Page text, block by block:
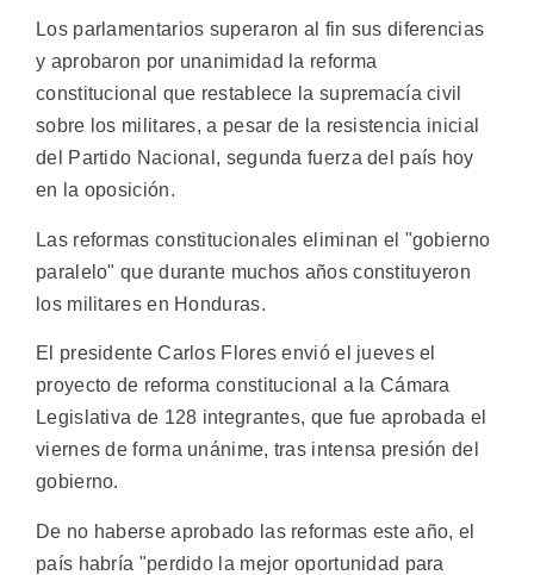
Los parlamentarios superaron al fin sus diferencias
y aprobaron por unanimidad la reforma
constitucional que restablece la supremacía civil
sobre los militares, a pesar de la resistencia inicial
del Partido Nacional, segunda fuerza del país hoy
en la oposición.
Las reformas constitucionales eliminan el "gobierno
paralelo" que durante muchos años constituyeron
los militares en Honduras.
El presidente Carlos Flores envió el jueves el
proyecto de reforma constitucional a la Cámara
Legislativa de 128 integrantes, que fue aprobada el
viernes de forma unánime, tras intensa presión del
gobierno.
De no haberse aprobado las reformas este año, el
país habría "perdido la mejor oportunidad para